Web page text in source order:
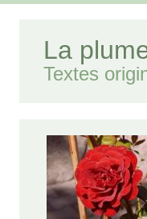
La
Textes